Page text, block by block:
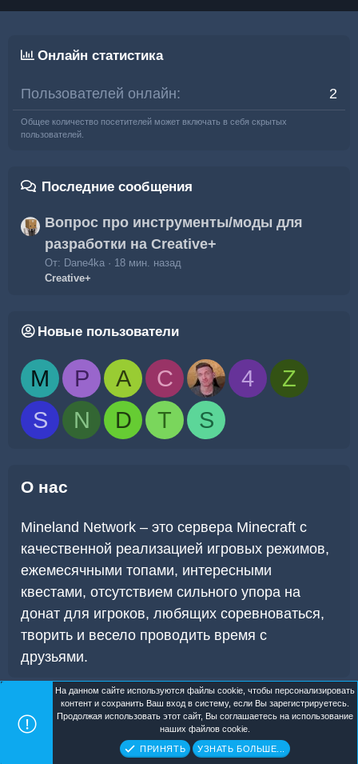
Онлайн статистика
Пользователей онлайн 2
Общее количество посетителей может включать в себя скрытых
пользователей.
Последние сообщения
Вопрос про инструменты/моды для
разработки на Creative+
От: Dane4ka
18 мин. назад
Creative+
Новые пользователи
M P A C 4
Z
S
N D T S
О нас
Mineland Network – это сервера Minecraft с
качественной реализацией игровых режимов,
ежемесячными топами, интересными
квестами, отсутствием сильного упора на
донат для игроков, любящих соревноваться,
творить и весело проводить время с
друзьями.
Mineland Dark Главная
S
Mineland Network . All Rights Reserved.
На данном сайте используются файлы cookie, чтобы персонализировать
контент и сохранить Ваш вход в систему, если Вы зарегистрируетесь.
Продолжая использовать этот сайт, Вы соглашаетесь на использование
наших файлов cookie.
ПРИНЯТЬ УЗНАТЬ БОЛЬШЕ...